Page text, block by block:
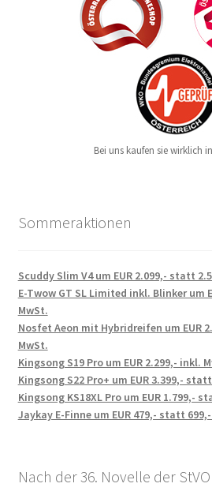
Bei uns kaufen sie wirklich
Sommeraktionen
Scuddy Slim V4 um EUR 2.099,- statt
E-Twow GT SL Limited inkl. Blinker um
MwSt.
Nosfet Aeon mit Hybridreifen um EUR
MwSt.
Kingsong S19 Pro um EUR 2.299,- inkl.
Kingsong S22 Pro+ um EUR 3.399,-
Kingsong KS18XL Pro um EUR 1.799,-
Jaykay E-Finne um EUR 479,- statt
Nach der 36. Novelle der